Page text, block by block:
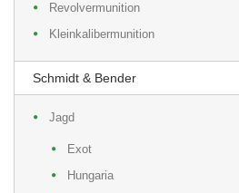
Revolvermunition
Kleinkalibermunition
Schmidt & Bender
Jagd
Exot
Hungaria